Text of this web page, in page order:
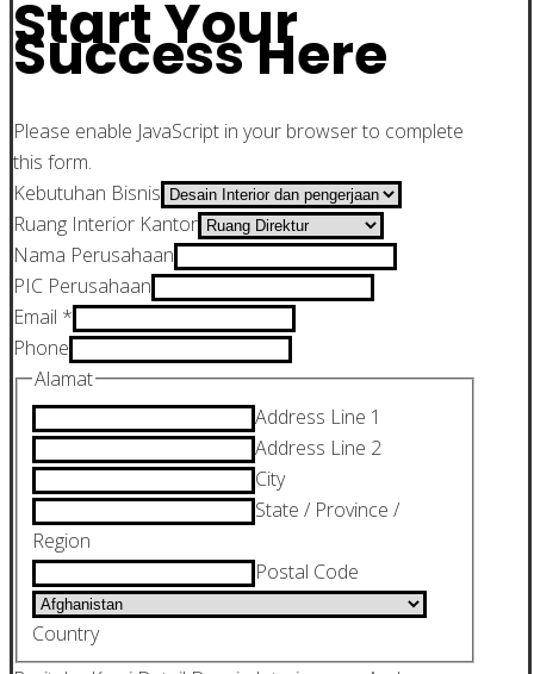
Start Your
Success Here
Please enable JavaScript in your browser to complete
this form.
Kebutuhan Bisnis
Ruang Interior Kantor
Nama Perusahaan
PIC Perusahaan
Email *
Phone
Alamat
Address Line 1
Address Line 2
City
State / Province /
Region
Postal Code
Country